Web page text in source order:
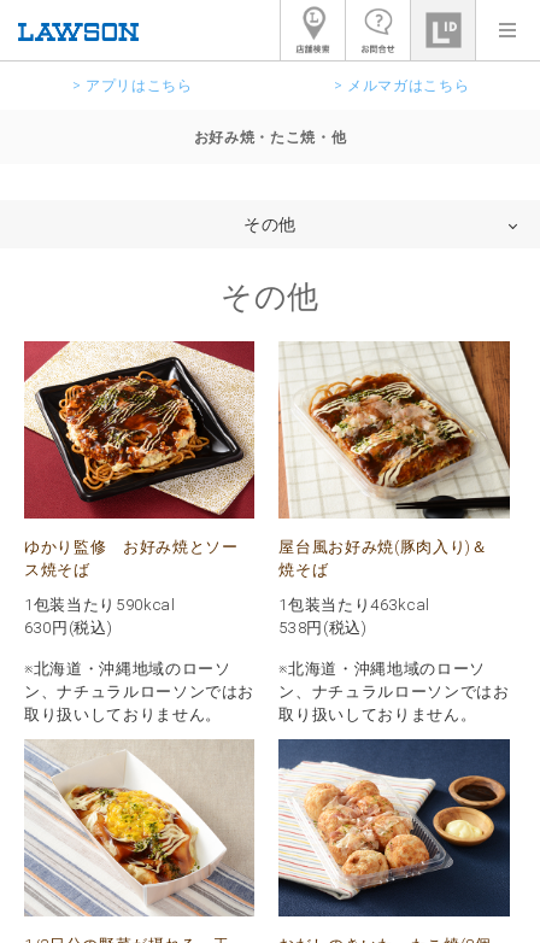
> アプリはこちら > メルマガはこちら
お好み焼・たこ焼・他
その他
その他
ゆかり監修 お好み焼とソー
ス焼そば
1包装当たり590kcal
630 円(税込)
※北海道・沖縄地域のローソ
ン、ナチュラルローソンではお
取り扱いしておりません。
屋台風お好み焼(豚肉入り)＆
焼そば
1包装当たり463kcal
538円(税込)
※北海道・沖縄地域のローソ
ン、ナチュラルローソンではお
取り扱いしておりません。